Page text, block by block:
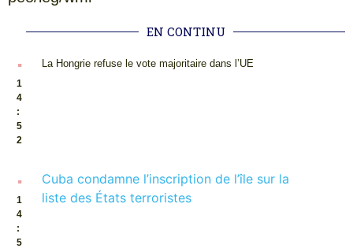
EN CONTINU
.
1
4
:
5
2
La Hongrie refuse le vote majoritaire dans l’UE
.
1
4
:
5
Cuba condamne l’inscription de l’île sur la
liste des États terroristes